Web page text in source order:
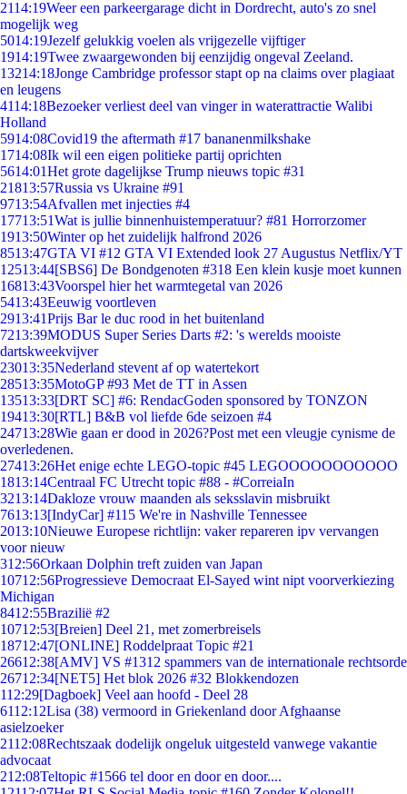
2114:19Weer een parkeergarage dicht in Dordrecht, auto's zo snel
mogelijk weg
5014:19Jezelf gelukkig voelen als vrijgezelle vijftiger
1914:19Twee zwaargewonden bij eenzijdig ongeval Zeeland.
13214:18Jonge Cambridge professor stapt op na claims over plagiaat
en leugens
4114:18Bezoeker verliest deel van vinger in waterattractie Walibi
Holland
5914:08Covid19 the aftermath #17 bananenmilkshake
1714:08Ik wil een eigen politieke partij oprichten
5614:01Het grote dagelijkse Trump nieuws topic #31
21813:57Russia vs Ukraine #91
9713:54Afvallen met injecties #4
17713:51Wat is jullie binnenhuistemperatuur? #81 Horrorzomer
1913:50Winter op het zuidelijk halfrond 2026
8513:47GTA VI #12 GTA VI Extended look 27 Augustus Netflix/YT
12513:44[SBS6] De Bondgenoten #318 Een klein kusje moet kunnen
16813:43Voorspel hier het warmtegetal van 2026
5413:43Eeuwig voortleven
2913:41Prijs Bar le duc rood in het buitenland
7213:39MODUS Super Series Darts #2: 's werelds mooiste
dartskweekvijver
23013:35Nederland stevent af op watertekort
28513:35MotoGP #93 Met de TT in Assen
13513:33[DRT SC] #6: RendacGoden sponsored by TONZON
19413:30[RTL] B&B vol liefde 6de seizoen #4
24713:28Wie gaan er dood in 2026?Post met een vleugje cynisme de
overledenen.
27413:26Het enige echte LEGO-topic #45 LEGOOOOOOOOOOO
1813:14Centraal FC Utrecht topic #88 - #CorreiaIn
3213:14Dakloze vrouw maanden als seksslavin misbruikt
7613:13[IndyCar] #115 We're in Nashville Tennessee
2013:10Nieuwe Europese richtlijn: vaker repareren ipv vervangen
voor nieuw
312:56Orkaan Dolphin treft zuiden van Japan
10712:56Progressieve Democraat El-Sayed wint nipt voorverkiezing
Michigan
8412:55Brazilië #2
10712:53[Breien] Deel 21, met zomerbreisels
18712:47[ONLINE] Roddelpraat Topic #21
26612:38[AMV] VS #1312 spammers van de internationale rechtsorde
26712:34[NET5] Het blok 2026 #32 Blokkendozen
112:29[Dagboek] Veel aan hoofd - Deel 28
6112:12Lisa (38) vermoord in Griekenland door Afghaanse
asielzoeker
2112:08Rechtszaak dodelijk ongeluk uitgesteld vanwege vakantie
advocaat
212:08Teltopic #1566 tel door en door en door....